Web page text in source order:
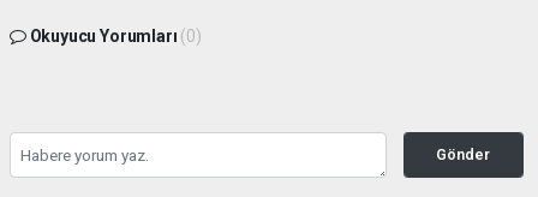
Okuyucu Yorumları (0)
Gönder